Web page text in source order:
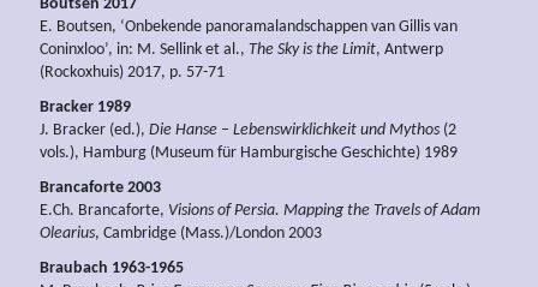
Boutsen 2017
E. Boutsen, ‘Onbekende panoramalandschappen van Gillis van
Coninxloo’, in: M. Sellink et al., The Sky is the Limit, Antwerp
(Rockoxhuis) 2017, p. 57-71
Bracker 1989
J. Bracker (ed.), Die Hanse – Lebenswirklichkeit und Mythos (2
vols.), Hamburg (Museum für Hamburgische Geschichte) 1989
Brancaforte 2003
E.Ch. Brancaforte, Visions of Persia. Mapping the Travels of Adam
Olearius, Cambridge (Mass.)/London 2003
Braubach 1963-1965